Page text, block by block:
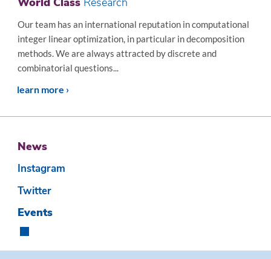
Our team has an international reputation in computational
integer linear optimization, in particular in decomposition
methods. We are always attracted by discrete and
combinatorial questions...
learn more ›
News
Instagram
Twitter
Events